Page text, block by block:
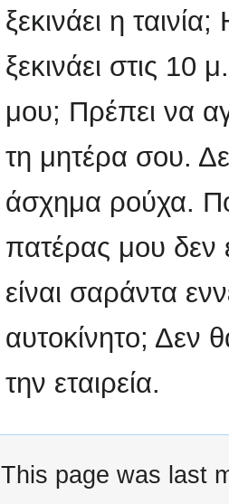
ξεκινάει η
ξεκινάει στις
μου; Πρέπει να
τη μητέρα σου.
άσχημα ρούχα.
πατέρας μου δεν
είναι σαράντα
αυτοκίνητο; Δεν
την εταιρεία.
This page was last